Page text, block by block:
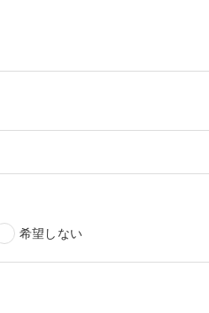
希望しない